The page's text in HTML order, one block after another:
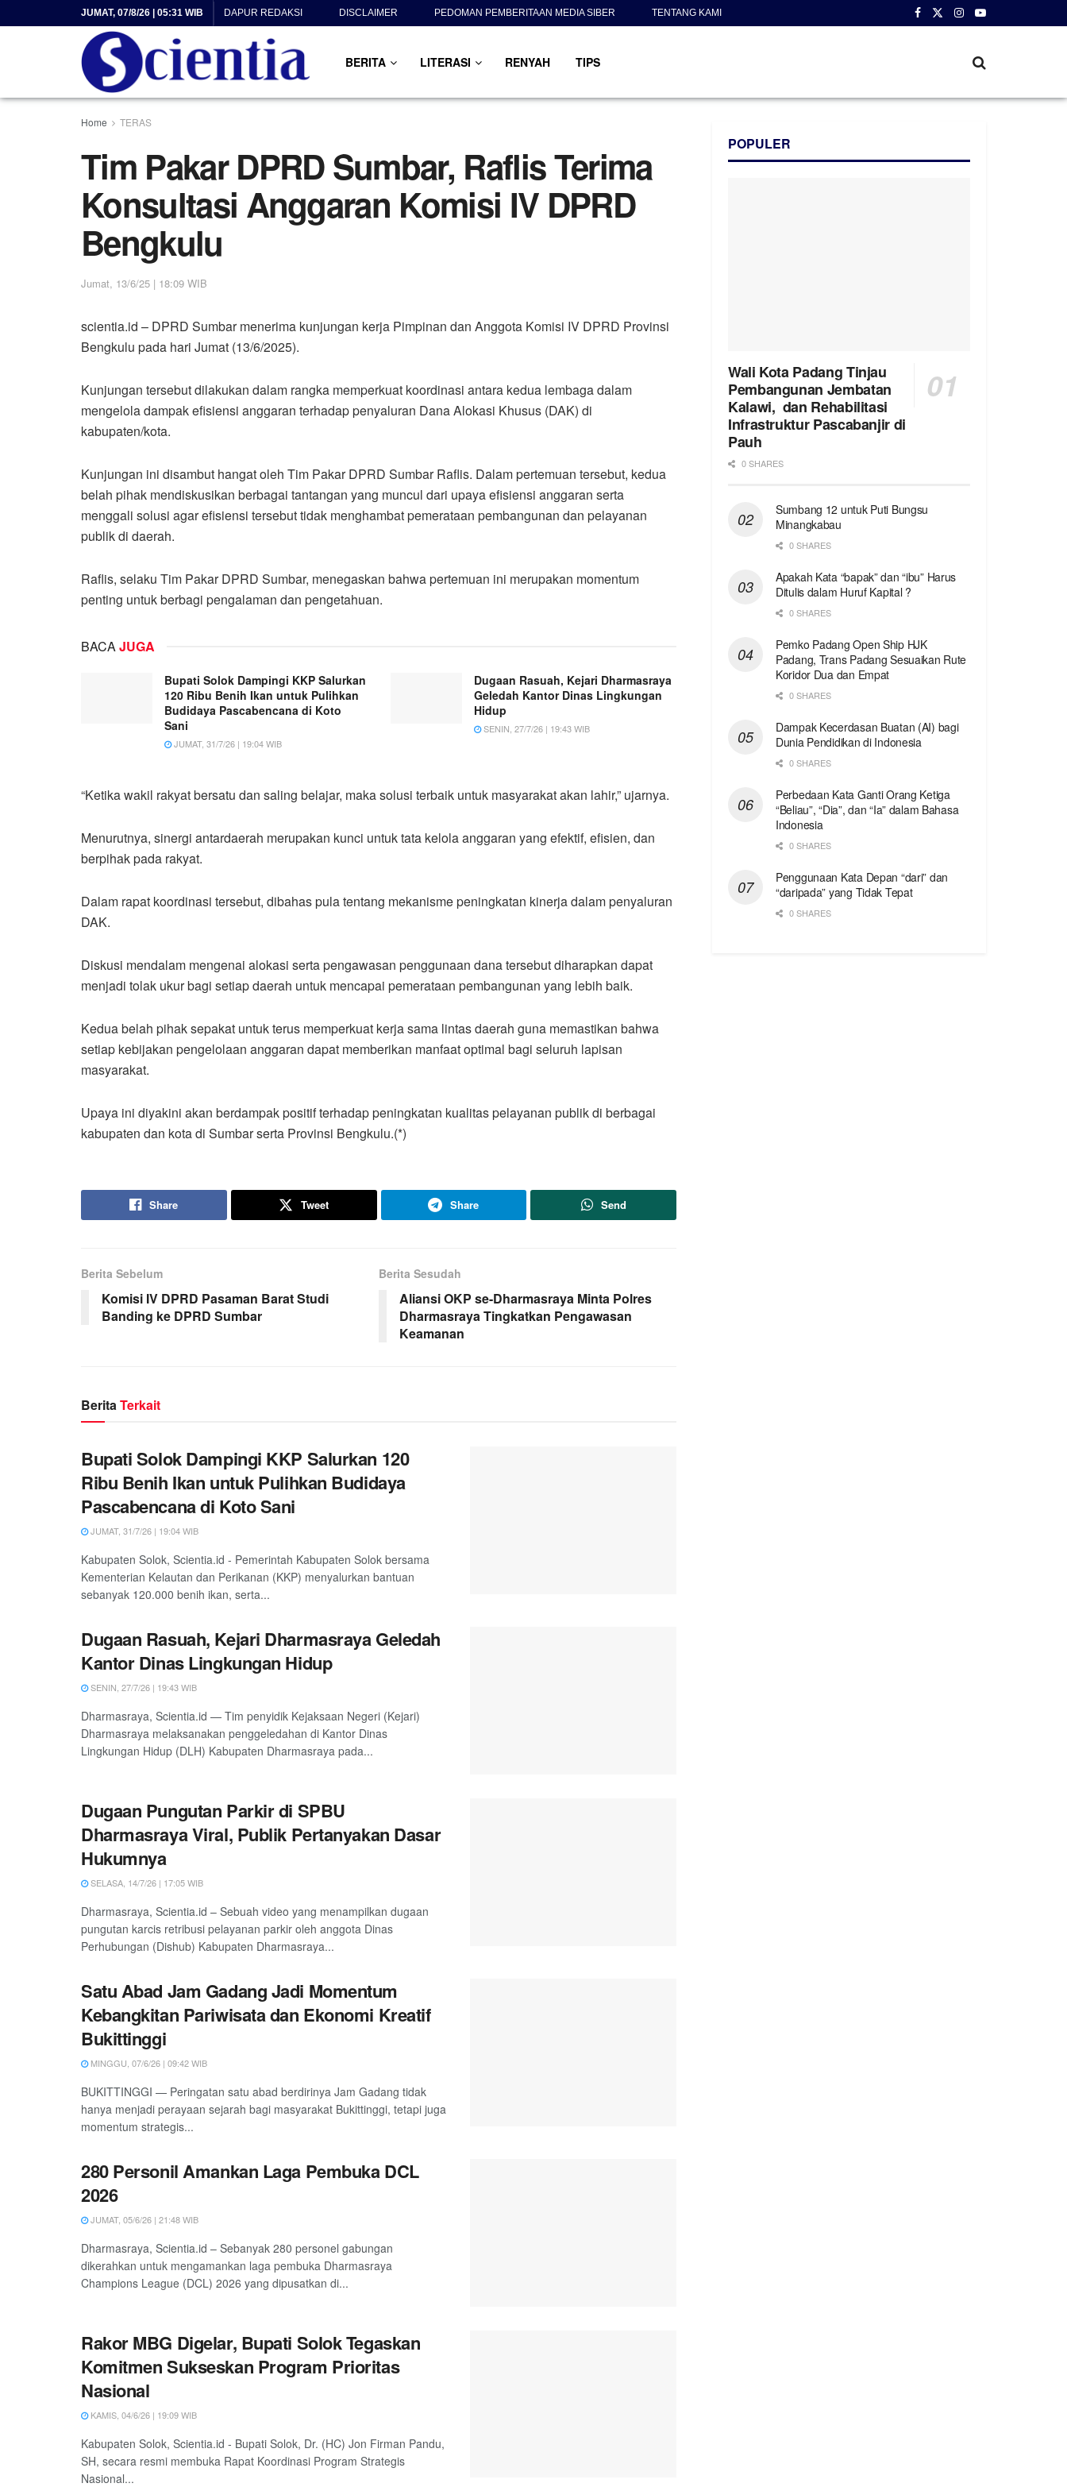
JUMAT, 07/8/26 | 05:31 WIB DAPUR REDAKSI DISCLAIMER PEDOMAN PEMBERITAAN MEDIA SIBER TENTANG KAMI
BERITA LITERASI RENYAH TIPS
Home TERAS
Tim Pakar DPRD Sumbar, Raflis Terima
Konsultasi Anggaran Komisi IV DPRD
Bengkulu
Jumat, 13/6/25 | 18:09 WIB
scientia.id – DPRD Sumbar menerima kunjungan kerja Pimpinan dan Anggota Komisi IV DPRD Provinsi
Bengkulu pada hari Jumat (13/6/2025).
Kunjungan tersebut dilakukan dalam rangka memperkuat koordinasi antara kedua lembaga dalam
mengelola dampak efisiensi anggaran terhadap penyaluran Dana Alokasi Khusus (DAK) di
kabupaten/kota.
Kunjungan ini disambut hangat oleh Tim Pakar DPRD Sumbar Raflis. Dalam pertemuan tersebut, kedua
belah pihak mendiskusikan berbagai tantangan yang muncul dari upaya efisiensi anggaran serta
menggali solusi agar efisiensi tersebut tidak menghambat pemerataan pembangunan dan pelayanan
publik di daerah.
Raflis, selaku Tim Pakar DPRD Sumbar, menegaskan bahwa pertemuan ini merupakan momentum
penting untuk berbagi pengalaman dan pengetahuan.
BACAJUGA
Bupati Solok Dampingi KKP Salurkan
120 Ribu Benih Ikan untuk Pulihkan
Budidaya Pascabencana di Koto
Sani
JUMAT, 31/7/26 | 19:04 WIB
Dugaan Rasuah, Kejari Dharmasraya
Geledah Kantor Dinas Lingkungan
Hidup
SENIN, 27/7/26 | 19:43 WIB
“Ketika wakil rakyat bersatu dan saling belajar, maka solusi terbaik untuk masyarakat akan lahir,” ujarnya.
Menurutnya, sinergi antardaerah merupakan kunci untuk tata kelola anggaran yang efektif, efisien, dan
berpihak pada rakyat.
Dalam rapat koordinasi tersebut, dibahas pula tentang mekanisme peningkatan kinerja dalam penyaluran
DAK.
Diskusi mendalam mengenai alokasi serta pengawasan penggunaan dana tersebut diharapkan dapat
menjadi tolak ukur bagi setiap daerah untuk mencapai pemerataan pembangunan yang lebih baik.
Kedua belah pihak sepakat untuk terus memperkuat kerja sama lintas daerah guna memastikan bahwa
setiap kebijakan pengelolaan anggaran dapat memberikan manfaat optimal bagi seluruh lapisan
masyarakat.
Upaya ini diyakini akan berdampak positif terhadap peningkatan kualitas pelayanan publik di berbagai
kabupaten dan kota di Sumbar serta Provinsi Bengkulu.(*)
Share Tweet Share Send
Berita Sebelum
Komisi IV DPRD Pasaman Barat Studi
Banding ke DPRD Sumbar
Berita Sesudah
Aliansi OKP se-Dharmasraya Minta Polres
Dharmasraya Tingkatkan Pengawasan
Keamanan
BeritaTerkait
Bupati Solok Dampingi KKP Salurkan 120
Ribu Benih Ikan untuk Pulihkan Budidaya
Pascabencana di Koto Sani
JUMAT, 31/7/26 | 19:04 WIB
Kabupaten Solok, Scientia.id - Pemerintah Kabupaten Solok bersama
Kementerian Kelautan dan Perikanan (KKP) menyalurkan bantuan
sebanyak 120.000 benih ikan, serta...
Dugaan Rasuah, Kejari Dharmasraya Geledah
Kantor Dinas Lingkungan Hidup
SENIN, 27/7/26 | 19:43 WIB
Dharmasraya, Scientia.id — Tim penyidik Kejaksaan Negeri (Kejari)
Dharmasraya melaksanakan penggeledahan di Kantor Dinas
Lingkungan Hidup (DLH) Kabupaten Dharmasraya pada...
Dugaan Pungutan Parkir di SPBU
Dharmasraya Viral, Publik Pertanyakan Dasar
Hukumnya
SELASA, 14/7/26 | 17:05 WIB
Dharmasraya, Scientia.id – Sebuah video yang menampilkan dugaan
pungutan karcis retribusi pelayanan parkir oleh anggota Dinas
Perhubungan (Dishub) Kabupaten Dharmasraya...
Satu Abad Jam Gadang Jadi Momentum
Kebangkitan Pariwisata dan Ekonomi Kreatif
Bukittinggi
MINGGU, 07/6/26 | 09:42 WIB
BUKITTINGGI — Peringatan satu abad berdirinya Jam Gadang tidak
hanya menjadi perayaan sejarah bagi masyarakat Bukittinggi, tetapi juga
momentum strategis...
280 Personil Amankan Laga Pembuka DCL
2026
JUMAT, 05/6/26 | 21:48 WIB
Dharmasraya, Scientia.id – Sebanyak 280 personel gabungan
dikerahkan untuk mengamankan laga pembuka Dharmasraya
Champions League (DCL) 2026 yang dipusatkan di...
Rakor MBG Digelar, Bupati Solok Tegaskan
Komitmen Sukseskan Program Prioritas
Nasional
KAMIS, 04/6/26 | 19:09 WIB
Kabupaten Solok, Scientia.id - Bupati Solok, Dr. (HC) Jon Firman Pandu,
SH, secara resmi membuka Rapat Koordinasi Program Strategis
Nasional...
POPULER
Wali Kota Padang Tinjau
Pembangunan Jembatan
Kalawi, dan Rehabilitasi
Infrastruktur Pascabanjir di
Pauh
0 SHARES
Sumbang 12 untuk Puti Bungsu
Minangkabau
0 SHARES
Apakah Kata “bapak” dan “ibu” Harus
Ditulis dalam Huruf Kapital ?
0 SHARES
Pemko Padang Open Ship HJK
Padang, Trans Padang Sesuaikan Rute
Koridor Dua dan Empat
0 SHARES
Dampak Kecerdasan Buatan (AI) bagi
Dunia Pendidikan di Indonesia
0 SHARES
Perbedaan Kata Ganti Orang Ketiga
“Beliau”, “Dia”, dan “Ia” dalam Bahasa
Indonesia
0 SHARES
Penggunaan Kata Depan “dari” dan
“daripada” yang Tidak Tepat
0 SHARES